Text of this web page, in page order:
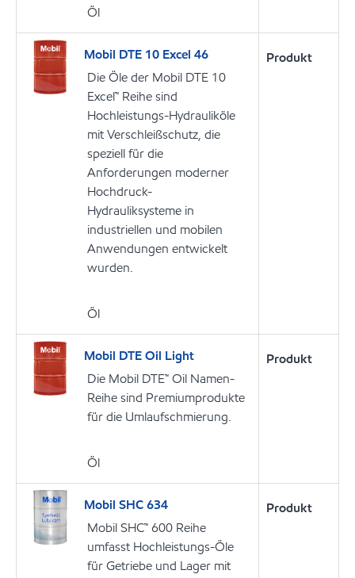
Öl
Mobil DTE 10 Excel 46
Die Öle der Mobil DTE 10
Excel™ Reihe sind
Hochleistungs-Hydrauliköle
mit Verschleißschutz, die
speziell für die
Anforderungen moderner
Hochdruck-
Hydrauliksysteme in
industriellen und mobilen
Anwendungen entwickelt
wurden.
Öl
Produkt
Mobil DTE Oil Light
Die Mobil DTE™ Oil Namen-
Reihe sind Premiumprodukte
für die Umlaufschmierung.
Öl
Produkt
Mobil SHC 634
Mobil SHC™ 600 Reihe
umfasst Hochleistungs-Öle
für Getriebe und Lager mit
Produkt